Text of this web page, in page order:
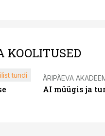
KOOLITUSED
tundi ÄRIPÄEVA
AI müügis ja